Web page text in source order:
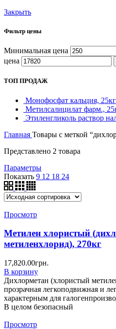
Закрыть
Фильтр цены
Минимальная цена
цена
ТОП ПРОДАЖ
Монофосфат кальция, 25кг
Метилсалицилат фарм.,
Этиленгликоль раствор
Главная Товары с меткой
Представлено 2 товара
Параметры
Показать 9 12 18 24
Просмотр
Метилен хлористый
метиленхлорид), 270кг
17,820.00грн.
В корзину
Дихлорметан (хлористый
прозрачная легкоподвижная и
характерным для
В целом безопасный
Просмотр